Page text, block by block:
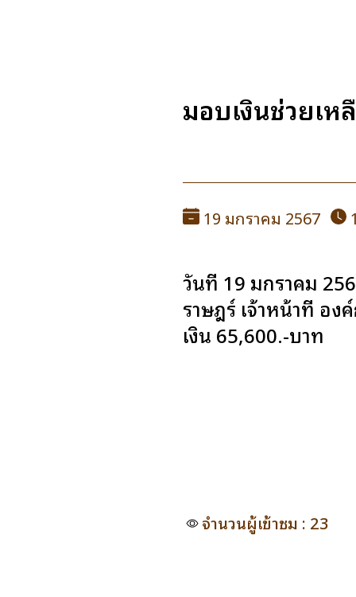
มอบเงินช่วยเ
19 มกราคม 2567
วันที่ 19 มกราคม
ราษฎร์ เจ้าหน้าที่ อง
เงิน 65,600.-บาท
จำนวนผู้เข้าชม : 23